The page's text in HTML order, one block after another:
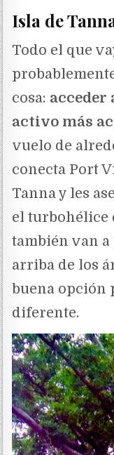
Isla de
Todo el que
cosa: acceder
activo más
vuelo de
conecta Port
Tanna y les
el turbohélice
también van a
arriba de los
buena opción
diferente.